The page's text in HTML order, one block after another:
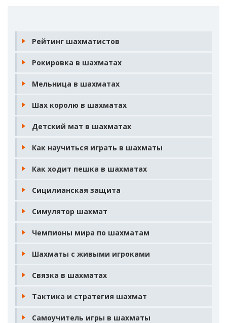
Рейтинг шахматистов
Рокировка в шахматах
Мельница в шахматах
Шах королю в шахматах
Детский мат в шахматах
Как научиться играть в шахматы
Как ходит пешка в шахматах
Сицилианская защита
Симулятор шахмат
Чемпионы мира по шахматам
Шахматы с живыми игроками
Связка в шахматах
Тактика и стратегия шахмат
Самоучитель игры в шахматы